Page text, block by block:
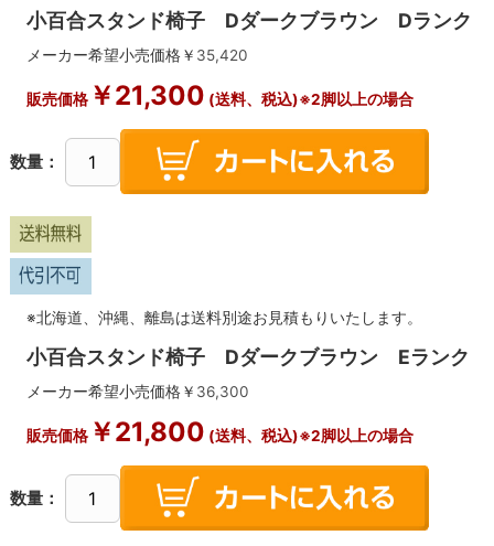
小百合スタンド椅子 Dダークブラウン Dランク
メーカー希望小売価格￥ 35,420
販売価格￥21,300 (送料、税込)※2脚以上の場合
数量：
※北海道、沖縄、離島は送料別途お見積もりいたします。
小百合スタンド椅子 Dダークブラウン Eランク
メーカー希望小売価格￥ 36,300
販売価格￥21,800 (送料、税込)※2脚以上の場合
数量：